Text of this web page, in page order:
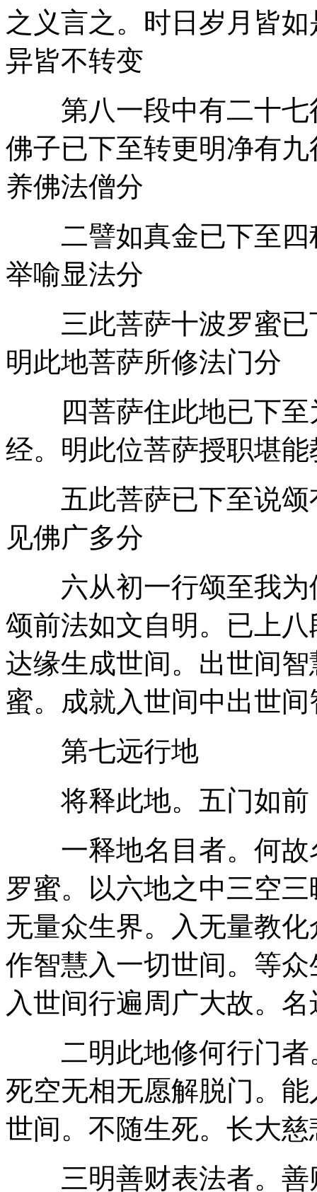
之义言之。时日岁月皆
异皆不转变
第八一段中有二十七
佛子已下至转更明净有
养佛法僧分
二譬如真金已下至四
举喻显法分
三此菩萨十波罗蜜已
明此地菩萨所修法门分
四菩萨住此地已下至
经。明此位菩萨授职堪
五此菩萨已下至说颂
见佛广多分
六从初一行颂至我为
颂前法如文自明。已上
达缘生成世间。出世间
蜜。成就入世间中出世
第七远行地
将释此地。五门如前
一释地名目者。何故
罗蜜。以六地之中三空
无量众生界。入无量教
作智慧入一切世间。等
入世间行遍周广大故。
二明此地修何行门者
死空无相无愿解脱门。
世间。不随生死。长大
三明善财表法者。善